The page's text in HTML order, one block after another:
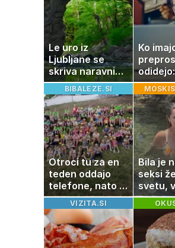
Le uro iz
Ljubljane se
skriva naravni
čudež, ki je kot
ustvarjen za
družinski izlet
Ko
BIBALEZE.SI
Otroci tu za en
teden oddajo
telefone, nato pa
se zgodi nekaj
nepričakovanega
Bila je
seksi
svetu,
znova
VIZITA.SI